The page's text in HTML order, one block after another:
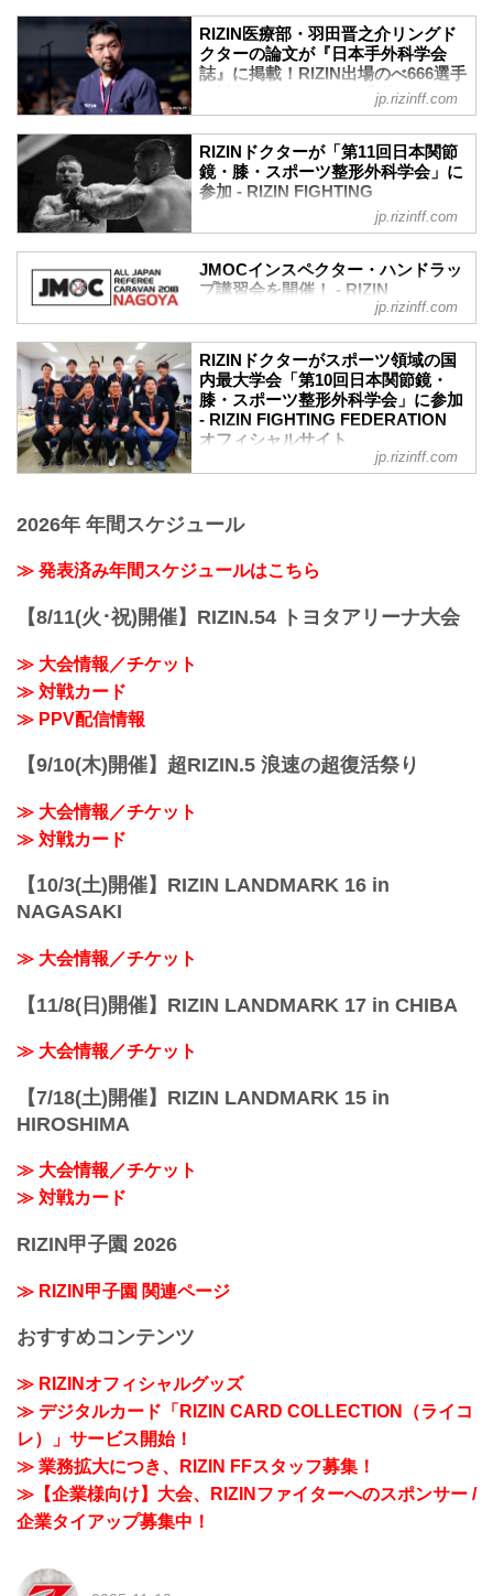
RIZIN医療部・羽田晋之介リングド
クターの論文が『日本手外科学会
誌』に掲載！RIZIN出場のべ666選手
を対象にしたデータを集約 - RIZIN
FIGHTING FEDERATION オフィシ
ャルサイト
手外科学研究の最新の知見が掲載されて
いる『日本手外科学会誌』にRIZIN医療部
の羽田晋之介ドクターによる論文「トッ
プレベルの総合格闘技大会における手指
掲載された。
これは2015年のRIZIN旗揚げから2021年
までに出場したのべ666選手を対象にした
は、日本手外科学会誌（J Jpn Soc Surg
Hand），第39巻 第5号 P.734-P.737，
2023に掲載されている（論文閲覧は有
料）。
興味のある方は是非...
jp.rizinff.com
RIZINドクターが「第11回日本関節
鏡・膝・スポーツ整形外科学会」に
参加 - RIZIN FIGHTING
FEDERATION オフィシャルサイト
ョンセンターにて行われた第11回日本関
節鏡・膝・スポーツ整形外科学会で「ワ
ールドクラスの総合格闘技大会における
階級ごとの外傷発生率特徴」について
RIZIN医療部の羽田晋之介先生を筆頭に、
諌山和男先生、川口慶先生、金成道先生
らが発表した。
総合格闘技は外傷発生頻度の高い競技で
あり、筋力・体重が脳震盪の外傷発生率
に影響を与えることが予想され、体重別
の外傷発生状況を調査し、競技特性を明
に...
jp.rizinff.com
JMOCインスペクター・ハンドラッ
プ講習会を開催！ - RIZIN
FIGHTING FEDERATION オフィシ
ャルサイト
MMA競技オフィシャルの第三者機関の一
般社団法人日本 MMA 審判機構(JMOC/ジ
ェイ モック)講習会イベント「JMOC ALL
JAPAN REFEREE CARAVAN 2018
NAGOYA」を8月11日（土）に公武堂
MACS（愛知県）で開催することが決定
ドラップ講習会が行われる。
表、RIZIN FF競技オフィシャル・ハンド
ン...
jp.rizinff.com
RIZINドクターがスポーツ領域の国
内最大学会「第10回日本関節鏡・
膝・スポーツ整形外科学会」に参加
- RIZIN FIGHTING FEDERATION
オフィシャルサイト
6月14日(木)、福岡国際会議場（福岡県）
て、RIZINドクターチームが参加し、研究
演題名は「ワールドクラスの総合格闘技
の特徴」で、羽田晋之介先生（順天堂大
jp.rizinff.com
2026年 年間スケジュール
≫ 発表済み年間スケジュールはこちら
【8/11(火･祝)開催】RIZIN.54 トヨタアリーナ大会
≫ 大会情報／チケット
≫ 対戦カード
≫ PPV配信情報
【9/10(木)開催】超RIZIN.5 浪速の超復活祭り
≫ 大会情報／チケット
≫ 対戦カード
【10/3(土)開催】RIZIN LANDMARK 16 in
NAGASAKI
≫ 大会情報／チケット
【11/8(日)開催】RIZIN LANDMARK 17 in CHIBA
≫ 大会情報／チケット
【7/18(土)開催】RIZIN LANDMARK 15 in
HIROSHIMA
≫ 大会情報／チケット
≫ 対戦カード
RIZIN甲子園 2026
≫ RIZIN甲子園 関連ページ
おすすめコンテンツ
≫ RIZINオフィシャルグッズ
≫ デジタルカード「RIZIN CARD COLLECTION（ライコ
レ）」サービス開始！
≫ 業務拡大につき、RIZIN FFスタッフ募集！
≫【企業様向け】大会、RIZINファイターへのスポンサー /
企業タイアップ募集中！